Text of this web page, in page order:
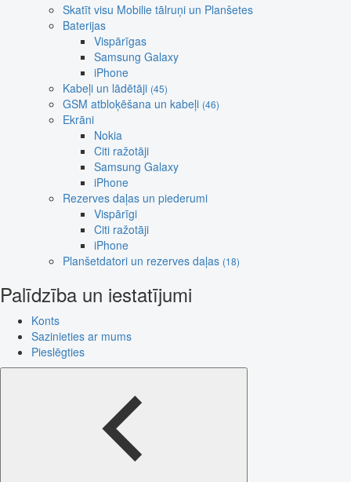
Skatīt visu Mobilie tālruņi un Planšetes
Baterijas
Vispārīgas
Samsung Galaxy
iPhone
Kabeļi un lādētāji (45)
GSM atbloķēšana un kabeļi (46)
Ekrāni
Nokia
Citi ražotāji
Samsung Galaxy
iPhone
Rezerves daļas un piederumi
Vispārīgi
Citi ražotāji
iPhone
Planšetdatori un rezerves daļas (18)
Palīdzība un iestatījumi
Konts
Sazinieties ar mums
Pieslēgties